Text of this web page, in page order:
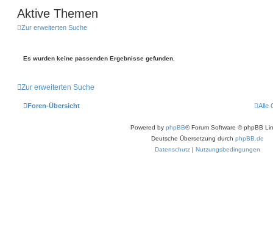
Aktive Themen
Zur erweiterten Suche
Es wurden keine passenden Ergebnisse gefunden.
Zur erweiterten Suche
Foren-Übersicht Alle
Powered by phpBB® Forum Software © phpBB
Deutsche Übersetzung durch phpBB.de
Datenschutz | Nutzungsbedingungen